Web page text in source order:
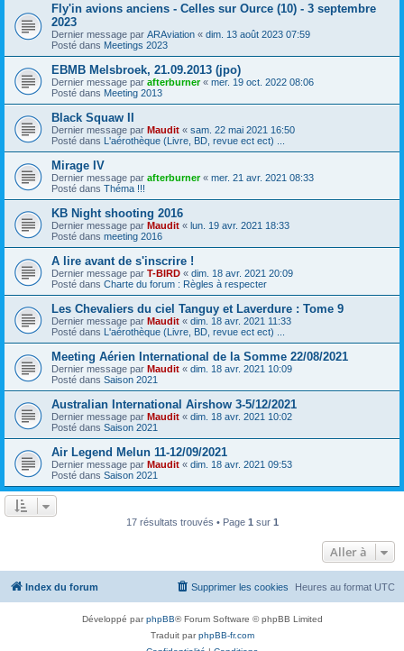
Fly'in avions anciens - Celles sur Ource (10) - 3 septembre
2023
Dernier message par ARAviation « dim. 13 août 2023 07:59
Posté dans Meetings 2023
EBMB Melsbroek, 21.09.2013 (jpo)
Dernier message par afterburner« mer. 19 oct. 2022 08:06
Posté dans Meeting 2013
Black Squaw II
Dernier message par Maudit « sam. 22 mai 2021 16:50
Posté dans L'aérothèque (Livre, BD, revue ect ect) ...
Mirage IV
Dernier message par afterburner« mer. 21 avr. 2021 08:33
Posté dans Théma !!!
KB Night shooting 2016
Dernier message par Maudit « lun. 19 avr. 2021 18:33
Posté dans meeting 2016
A lire avant de s'inscrire !
Dernier message par T-BIRD « dim. 18 avr. 2021 20:09
Posté dans Charte du forum : Règles à respecter
Les Chevaliers du ciel Tanguy et Laverdure : Tome 9
Dernier message par Maudit « dim. 18 avr. 2021 11:33
Posté dans L'aérothèque (Livre, BD, revue ect ect) ...
Meeting Aérien International de la Somme 22/08/2021
Dernier message par Maudit « dim. 18 avr. 2021 10:09
Posté dans Saison 2021
Australian International Airshow 3-5/12/2021
Dernier message par Maudit « dim. 18 avr. 2021 10:02
Posté dans Saison 2021
Air Legend Melun 11-12/09/2021
Dernier message par Maudit « dim. 18 avr. 2021 09:53
Posté dans Saison 2021
17 résultats trouvés • Page 1 sur 1
Aller à
Index du forum Heures au format UTC
Supprimer les cookies
Développé parphpBB® Forum Software © phpBB Limited
Traduit parphpBB-fr.com